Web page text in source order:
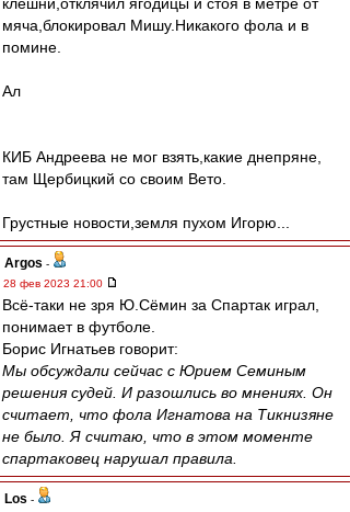
мяча,блокировал Мишу.Никакого фола и в
помине.
Ал
КИБ Андреева не мог взять,какие днепряне,
там Щербицкий со своим Вето.
Грустные новости,земля пухом Игорю...
Argos -
28 фев 2023 21:00
Всё-таки не зря Ю.Сёмин за Спартак играл,
понимает в футболе.
Борис Игнатьев говорит:
Мы обсуждали сейчас с Юрием Семиным
решения судей. И разошлись во мнениях. Он
считает, что фола Игнатова на Тикнизяне
не было. Я считаю, что в этом моменте
спартаковец нарушал правила.
Los -